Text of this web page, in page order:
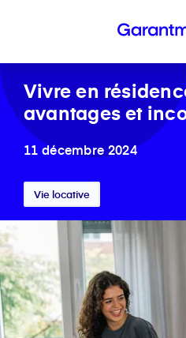
Vivre en
avantages et
11 décembre 2024
Vie locative